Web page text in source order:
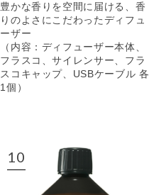
豊かな香りを空間に届ける、香
りのよさにこだわったディフュ
ーザー
（内容：ディフューザー本体、
フラスコ、サイレンサー、フラ
スコキャップ、USBケーブル 各
1個）